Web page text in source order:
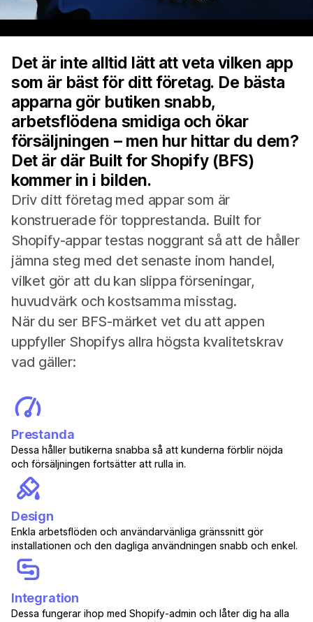
Det är inte alltid lätt att veta vilken app
som är bäst för ditt företag. De bästa
apparna gör butiken snabb,
arbetsflödena smidiga och ökar
försäljningen – men hur hittar du dem?
Det är där Built for Shopify (BFS)
kommer in i bilden.
Driv ditt företag med appar som är
konstruerade för topprestanda. Built for
Shopify-appar testas noggrant så att de håller
jämna steg med det senaste inom handel,
vilket gör att du kan slippa förseningar,
huvudvärk och kostsamma misstag.
När du ser BFS-märket vet du att appen
uppfyller Shopifys allra högsta kvalitetskrav
vad gäller:
Prestanda
Dessa håller butikerna snabba så att kunderna förblir nöjda
och försäljningen fortsätter att rulla in.
Design
Enkla arbetsflöden och användarvänliga gränssnitt gör
installationen och den dagliga användningen snabb och enkel.
Integration
Dessa fungerar ihop med Shopify-admin och låter dig ha alla